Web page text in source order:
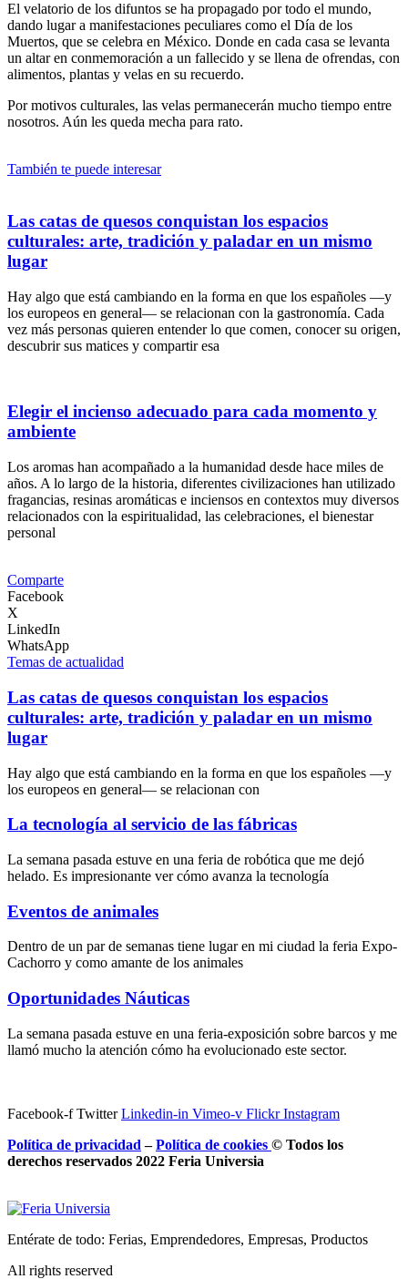
El velatorio de los difuntos se ha propagado por todo el mundo,
dando lugar a manifestaciones peculiares como el Día de los
Muertos, que se celebra en México. Donde en cada casa se levanta
un altar en conmemoración a un fallecido y se llena de ofrendas, con
alimentos, plantas y velas en su recuerdo.
Por motivos culturales, las velas permanecerán mucho tiempo entre
nosotros. Aún les queda mecha para rato.
También te puede interesar
Las catas de quesos conquistan los espacios
culturales: arte, tradición y paladar en un mismo
lugar
Hay algo que está cambiando en la forma en que los españoles —y
los europeos en general— se relacionan con la gastronomía. Cada
vez más personas quieren entender lo que comen, conocer su origen,
descubrir sus matices y compartir esa
Elegir el incienso adecuado para cada momento y
ambiente
Los aromas han acompañado a la humanidad desde hace miles de
años. A lo largo de la historia, diferentes civilizaciones han utilizado
fragancias, resinas aromáticas e inciensos en contextos muy diversos
relacionados con la espiritualidad, las celebraciones, el bienestar
personal
Comparte
Facebook
X
LinkedIn
WhatsApp
Temas de actualidad
Las catas de quesos conquistan los espacios
culturales: arte, tradición y paladar en un mismo
lugar
Hay algo que está cambiando en la forma en que los españoles —y
los europeos en general— se relacionan con
La tecnología al servicio de las fábricas
La semana pasada estuve en una feria de robótica que me dejó
helado. Es impresionante ver cómo avanza la tecnología
Eventos de animales
Dentro de un par de semanas tiene lugar en mi ciudad la feria Expo-
Cachorro y como amante de los animales
Oportunidades Náuticas
La semana pasada estuve en una feria-exposición sobre barcos y me
llamó mucho la atención cómo ha evolucionado este sector.
Facebook-f Twitter Linkedin-in Vimeo-v Flickr Instagram
Política de privacidad –Política de cookies © Todos los
derechos reservados 2022 Feria Universia
Entérate de todo: Ferias, Emprendedores, Empresas, Productos
All rights reserved